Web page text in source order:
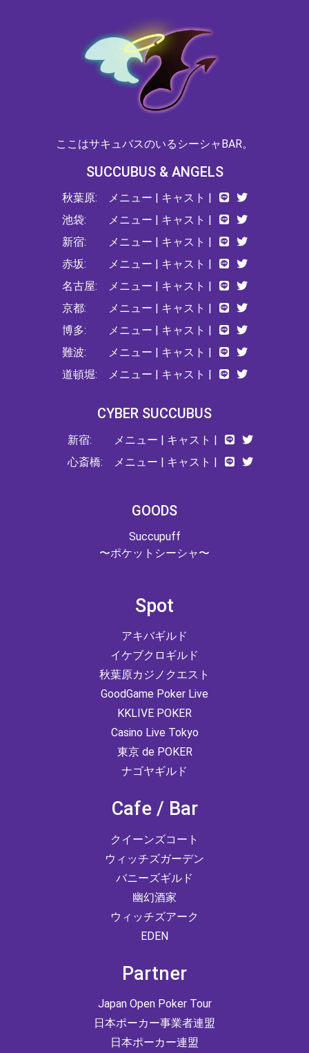
ここはサキュバスのいるシーシャBAR。
SUCCUBUS & ANGELS
秋葉原:
池袋:
新宿:
赤坂:
名古屋:
京都:
博多:
難波:
道頓堀:
メニュー キャスト
メニュー
キャスト
メニュー
キャスト
メニュー
キャスト
メニュー
キャスト
メニュー
キャスト
メニュー
キャスト
メニュー
キャスト
メニュー
キャスト
CYBER SUCCUBUS
新宿:
心斎橋:
メニュー | キャスト |
メニュー | キャスト |
GOODS
Succupuff
〜ポケットシーシャ〜
Spot
アキバギルド
イケブクロギルド
秋葉原カジノクエスト
GoodGame Poker Live
KKLIVE POKER
Casino Live Tokyo
東京 de POKER
ナゴヤギルド
Cafe / Bar
クイーンズコート
ウィッチズガーデン
バニーズギルド
幽幻酒家
ウィッチズアーク
EDEN
Partner
Japan Open Poker Tour
日本ポーカー事業者連盟
日本ポーカー連盟